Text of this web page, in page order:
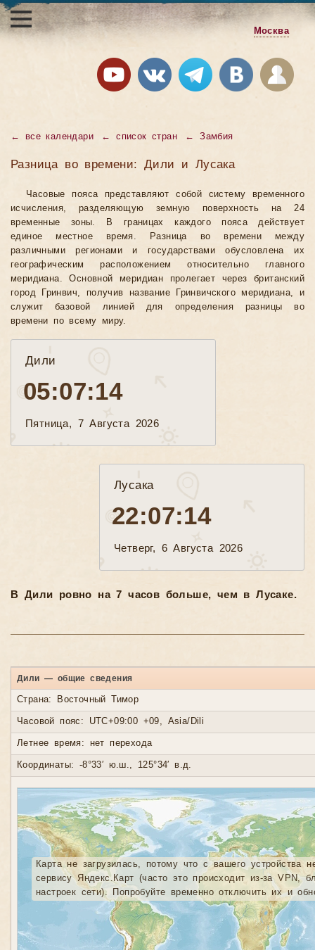
Москва
← все календари ←список стран ←Замбия
Разница во времени: Дили и Лусака
Часовые пояса представляют собой систему временного
исчисления, разделяющую земную поверхность на 24
временные зоны. В границах каждого пояса действует
единое местное время. Разница во времени между
различными регионами и государствами обусловлена их
географическим расположением относительно главного
меридиана. Основной меридиан пролегает через британский
город Гринвич, получив название Гринвичского меридиана, и
служит базовой линией для определения разницы во
времени по всему миру.
Дили
05:07:15
Пятница, 7 Августа 2026
Лусака
22:07:15
Четверг, 6 Августа 2026
В Дили ровно на 7 часов больше, чем в Лусаке.
Дили — общие сведения
Страна: Восточный Тимор
Часовой пояс: UTC+09:00 +09, Asia/Dili
Летнее время: нет перехода
Координаты: -8°33′ ю.ш., 125°34′ в.д.
Карта не загрузилась, потому что с вашего устройства
сервису Яндекс.Карт (часто это происходит из-за VPN,
настроек сети). Попробуйте временно отключить их и